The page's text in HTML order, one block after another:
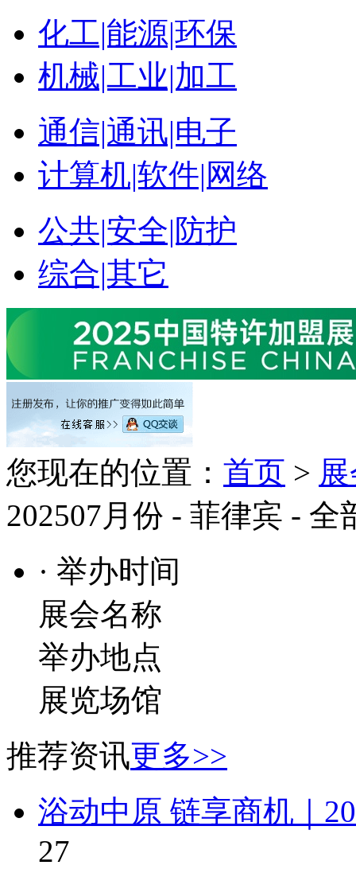
化工|能源|环保
机械|工业|加工
通信|通讯|电子
计算机|软件|网络
公共|安全|防护
综合|其它
您现在的位置： 首页 >
202507月份 - 菲律宾 -
· 举办时间
展会名称
举办地点
展览场馆
推荐资讯更多>>
浴动中原 链享商机｜
27